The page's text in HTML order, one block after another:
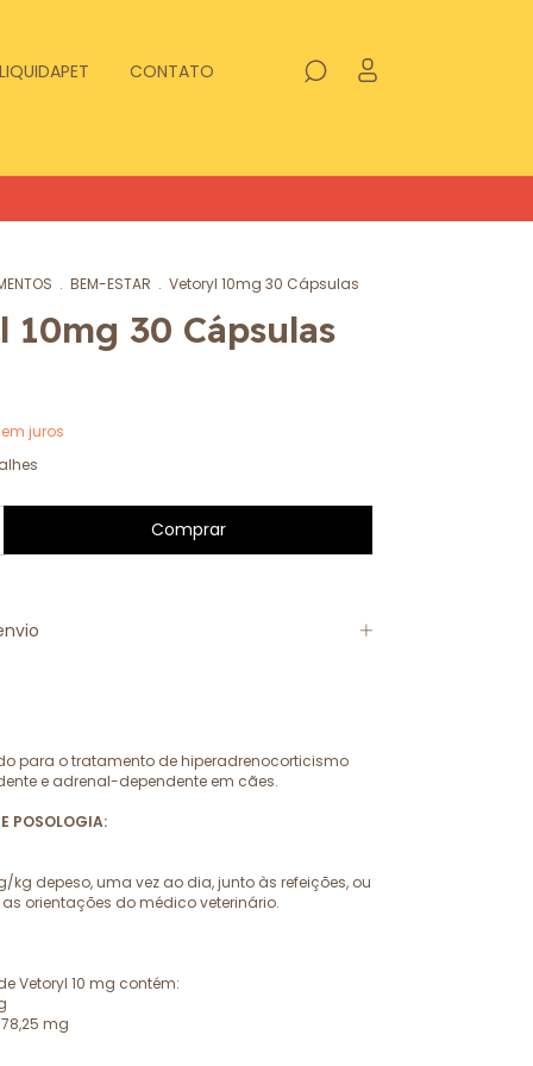
LIQUIDAPET CONTATO
. BEM-ESTAR . Vetoryl 10mg 30 Cápsulas
10mg 30 Cápsulas
juros
para o tratamento de hiperadrenocorticismo
e adrenal-dependente em cães.
POSOLOGIA:
kg depeso, uma vez ao dia, junto às refeições, ou
orientações do médico veterinário.
Vetoryl 10 mg contém:
mg